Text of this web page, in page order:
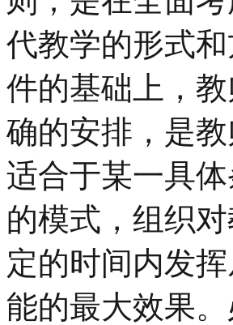
代教学的形式
件的基础上，
确的安排，是
适合于某一具
的模式，组织
定的时间内发
能的最大效果